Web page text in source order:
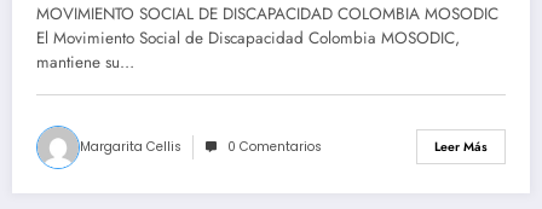
MOVIMIENTO SOCIAL DE DISCAPACIDAD COLOMBIA MOSODIC
El Movimiento Social de Discapacidad Colombia MOSODIC,
mantiene su…
Margarita Cellis 0 Comentarios Leer Más